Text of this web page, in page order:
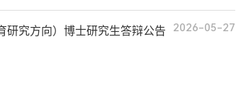
研究方向）博士研究生答辩公告 2026-05-27